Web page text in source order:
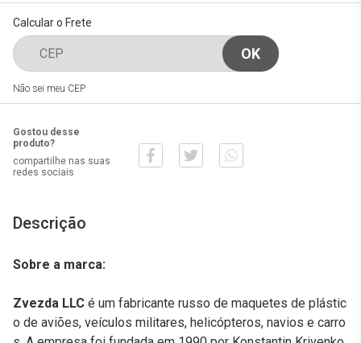
Calcular o Frete
Não sei meu CEP
Gostou desse
produto?
compartilhe nas suas
redes sociais
Descrição
Sobre a marca:
Zvezda LLC é um fabricante russo de maquetes de plástic
o de aviões, veículos militares, helicópteros, navios e carro